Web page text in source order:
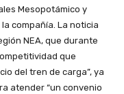
Mesopotámico y
compañía. La noticia
NEA, que durante
que
del tren de carga”, ya
atender “un convenio